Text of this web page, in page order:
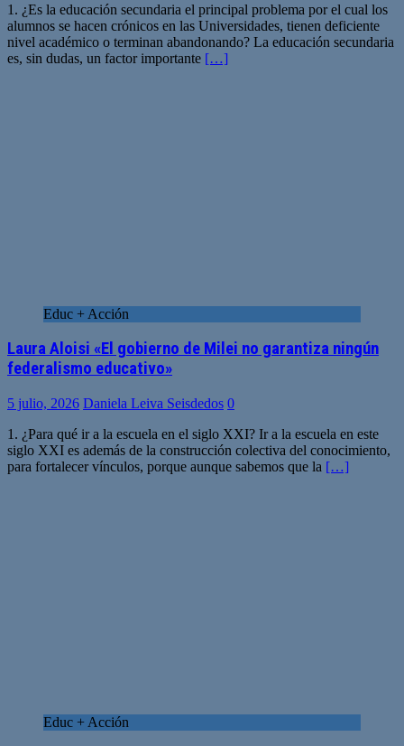
1. ¿Es la educación secundaria el principal problema por el cual los
alumnos se hacen crónicos en las Universidades, tienen deficiente
nivel académico o terminan abandonando? La educación secundaria
es, sin dudas, un factor importante […]
Educ + Acción
Laura Aloisi «El gobierno de Milei no garantiza ningún
federalismo educativo»
5 julio, 2026 Daniela Leiva Seisdedos 0
1. ¿Para qué ir a la escuela en el siglo XXI? Ir a la escuela en este
siglo XXI es además de la construcción colectiva del conocimiento,
para fortalecer vínculos, porque aunque sabemos que la […]
Educ + Acción